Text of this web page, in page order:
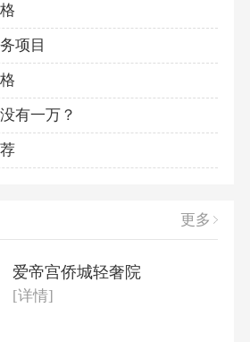
项目
有一万？
更多
爱帝宫侨城轻奢院
[详情]